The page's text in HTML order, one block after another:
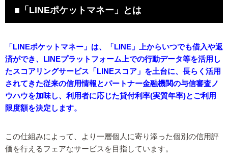
■「LINEポケットマネー」とは
「LINEポケットマネー」は、「LINE」上からいつでも借入や返
済ができ、LINEプラットフォーム上での行動データ等を活用し
たスコアリングサービス「LINEスコア」を土台に、長らく活用
されてきた従来の信用情報とパートナー金融機関の与信審査ノ
ウハウを加味し、利用者に応じた貸付利率(実質年率)とご利用
限度額を決定します。
この仕組みによって、より一層個人に寄り添った個別の信用評
価を行えるフェアなサービスを目指しています。